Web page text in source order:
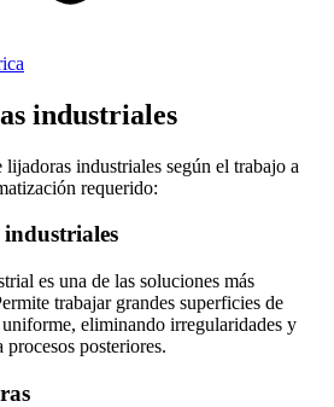
industriales
industriales según el trabajo a
requerido:
es una de las soluciones más
trabajar grandes superficies de
eliminando irregularidades y
procesos posteriores.